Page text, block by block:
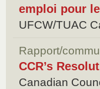
emploi pour
UFCW/TUAC
Rapport/
CCR’s
Canadian